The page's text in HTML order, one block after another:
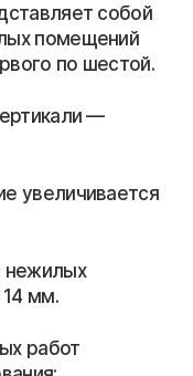
собой
помещений
по шестой.
—
увеличивается
нежилых
мм.
работ